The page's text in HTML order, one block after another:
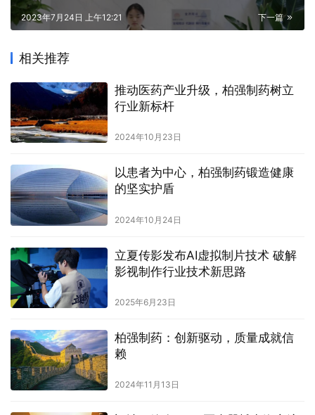
下一篇
2023年7月24日 上午12:21
相关推荐
推动医药产业升级，柏强制药树立
行业新标杆
2024年10月23日
以患者为中心，柏强制药锻造健康
的坚实护盾
2024年10月24日
立夏传影发布AI虚拟制片技术 破解
影视制作行业技术新思路
2025年6月23日
柏强制药：创新驱动，质量成就信
赖
2024年11月13日